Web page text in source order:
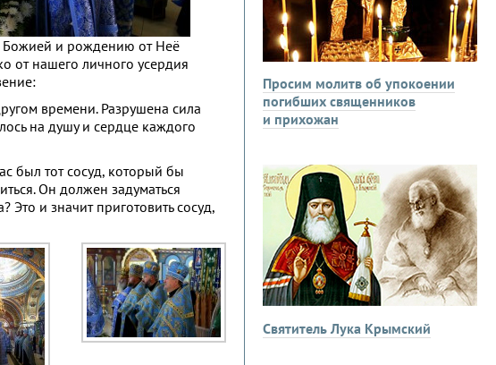
Божией и рождению от Неё
от нашего личного усердия
времени. Разрушена сила
на душу и сердце каждого
был тот сосуд, который бы
Он должен задуматься
и значит приготовить сосуд,
Просим молитв об упокоении
погибших священников
и прихожан
Святитель Лука Крымский